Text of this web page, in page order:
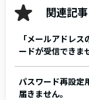
関連記事
「メールアドレ
ードが受信できま
パスワード再設定
届きません。